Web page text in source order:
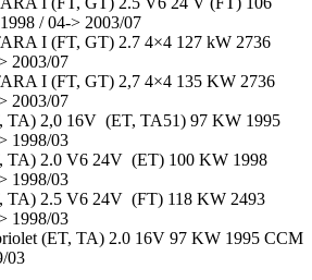
/ 04-> 2003/07
I (FT, GT) 2.7 4×4 127 kW 2736
2003/07
I (FT, GT) 2,7 4×4 135 KW 2736
2003/07
2,0 16V (ET, TA51) 97 KW 1995
1998/03
2.0 V6 24V (ET) 100 KW 1998
1998/03
2.5 V6 24V (FT) 118 KW 2493
1998/03
(ET, TA) 2.0 16V 97 KW 1995 CCM
03